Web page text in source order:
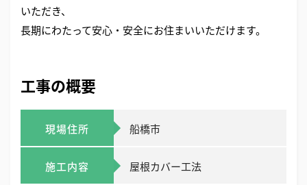
いただき、
長期にわたって安心・安全にお住まいいただけます。
工事の概要
現場住所 船橋市
施工内容 屋根カバー工法